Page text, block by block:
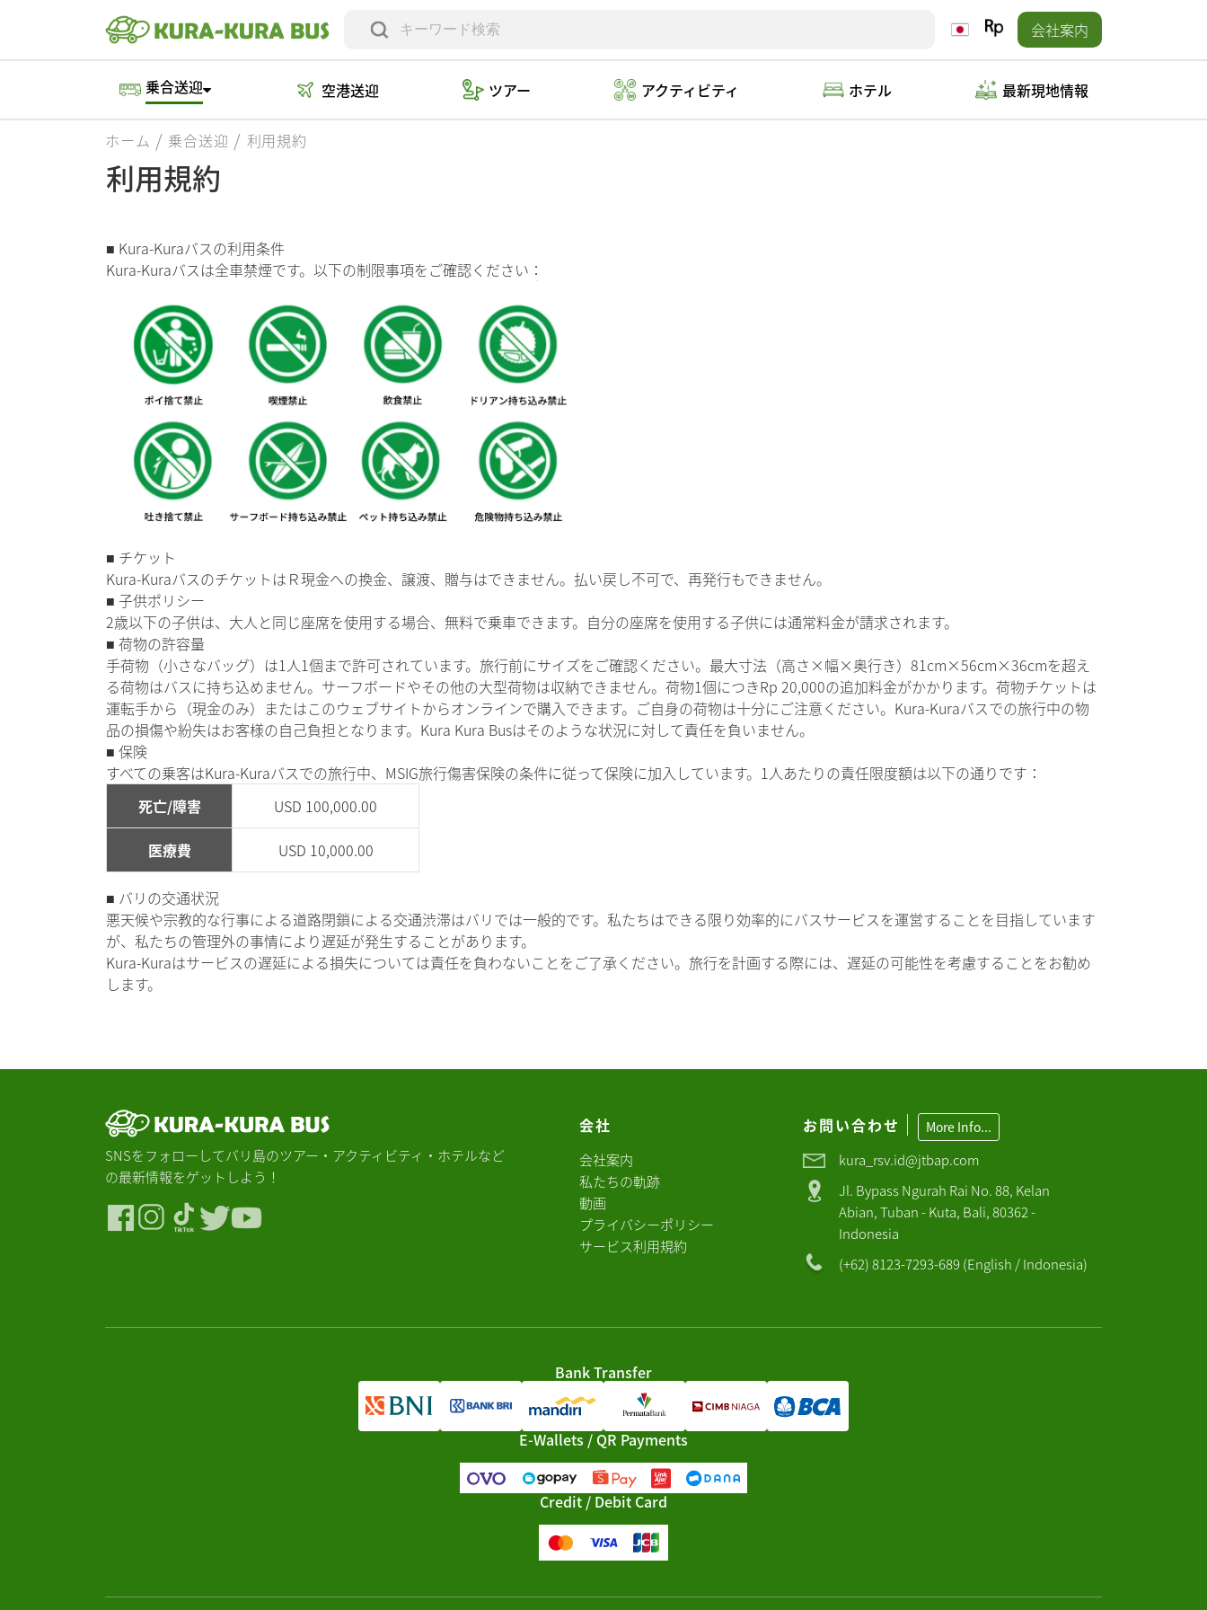
会社案内
乗合送迎 空港送迎 ツアー アクティビティ ホテル 最新現地情報
ホーム 乗合送迎 利用規約
利用規約
■ Kura-Kuraバスの利用条件
Kura-Kuraバスは全車禁煙です。以下の制限事項をご確認ください：
■ チケット
Kura-KuraバスのチケットはＲ現金への換金、譲渡、贈与はできません。払い戻し不可で、再発行もできません。
■ 子供ポリシー
2歳以下の子供は、大人と同じ座席を使用する場合、無料で乗車できます。自分の座席を使用する子供には通常料金が請求されます。
■ 荷物の許容量
手荷物（小さなバッグ）は1人1個まで許可されています。旅行前にサイズをご確認ください。最大寸法（高さ×幅×奥行き）81cm×56cm×36cmを超え
る荷物はバスに持ち込めません。サーフボードやその他の大型荷物は収納できません。荷物1個につきRp 20,000の追加料金がかかります。荷物チケットは
運転手から（現金のみ）またはこのウェブサイトからオンラインで購入できます。ご自身の荷物は十分にご注意ください。Kura-Kuraバスでの旅行中の物
品の損傷や紛失はお客様の自己負担となります。Kura Kura Busはそのような状況に対して責任を負いません。
■ 保険
すべての乗客はKura-Kuraバスでの旅行中、MSIG旅行傷害保険の条件に従って保険に加入しています。1人あたりの責任限度額は以下の通りです：
死亡/障害
USD 100,000.00
医療費 USD 10,000.00
■ バリの交通状況
悪天候や宗教的な行事による道路閉鎖による交通渋滞はバリでは一般的です。私たちはできる限り効率的にバスサービスを運営することを目指しています
が、私たちの管理外の事情により遅延が発生することがあります。
Kura-Kuraはサービスの遅延による損失については責任を負わないことをご了承ください。旅行を計画する際には、遅延の可能性を考慮することをお勧め
します。
SNSをフォローしてバリ島のツアー・アクティビティ・ホテルなど
の最新情報をゲットしよう！
会社
会社案内
私たちの軌跡
動画
プライバシーポリシー
サービス利用規約
お問い合わせ More Info...
kura_rsv.id@jtbap.com
Jl. Bypass Ngurah Rai No. 88, Kelan
Abian, Tuban - Kuta, Bali, 80362 -
Indonesia
(+62) 8123-7293-689 (English / Indonesia)
Bank Transfer
E-Wallets / QR Payments
Credit / Debit Card